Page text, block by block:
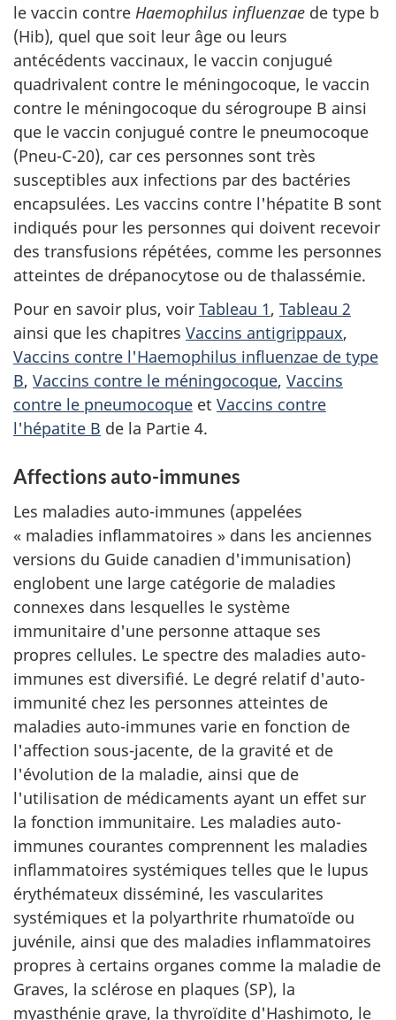
le vaccin contre Haemophilus influenzae de type b
(Hib), quel que soit leur âge ou leurs
antécédents vaccinaux, le vaccin conjugué
quadrivalent contre le méningocoque, le vaccin
contre le méningocoque du sérogroupe B ainsi
que le vaccin conjugué contre le pneumocoque
(Pneu-C-20), car ces personnes sont très
susceptibles aux infections par des bactéries
encapsulées. Les vaccins contre l'hépatite B sont
indiqués pour les personnes qui doivent recevoir
des transfusions répétées, comme les personnes
atteintes de drépanocytose ou de thalassémie.
Pour en savoir plus, voir Tableau 1, Tableau 2
ainsi que les chapitres Vaccins antigrippaux,
Vaccins contre l'Haemophilus influenzae de type
B, Vaccins contre le méningocoque, Vaccins
contre le pneumocoque et Vaccins contre
l'hépatite B de la Partie 4.
Affections auto-immunes
Les maladies auto-immunes (appelées
« maladies inflammatoires » dans les anciennes
versions du Guide canadien d'immunisation)
englobent une large catégorie de maladies
connexes dans lesquelles le système
immunitaire d'une personne attaque ses
propres cellules. Le spectre des maladies auto-
immunes est diversifié. Le degré relatif d'auto-
immunité chez les personnes atteintes de
maladies auto-immunes varie en fonction de
l'affection sous-jacente, de la gravité et de
l'évolution de la maladie, ainsi que de
l'utilisation de médicaments ayant un effet sur
la fonction immunitaire. Les maladies auto-
immunes courantes comprennent les maladies
inflammatoires systémiques telles que le lupus
érythémateux disséminé, les vascularites
systémiques et la polyarthrite rhumatoïde ou
juvénile, ainsi que des maladies inflammatoires
propres à certains organes comme la maladie de
Graves, la sclérose en plaques (SP), la
myasthénie grave, la thyroïdite d'Hashimoto, le